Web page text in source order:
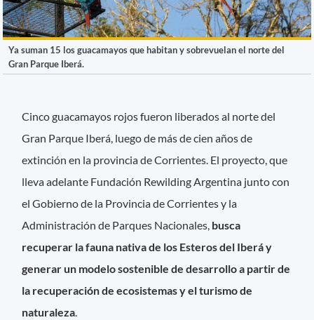
Ya suman 15 los guacamayos que habitan y sobrevuelan el norte del
Gran Parque Iberá.
Cinco guacamayos rojos fueron liberados al norte del
Gran Parque Iberá, luego de más de cien años de
extinción en la provincia de Corrientes. El proyecto, que
lleva adelante Fundación Rewilding Argentina junto con
el Gobierno de la Provincia de Corrientes y la
Administración de Parques Nacionales, busca
recuperar la fauna nativa de los Esteros del Iberá y
generar un modelo sostenible de desarrollo a partir de
la recuperación de ecosistemas y el turismo de
naturaleza